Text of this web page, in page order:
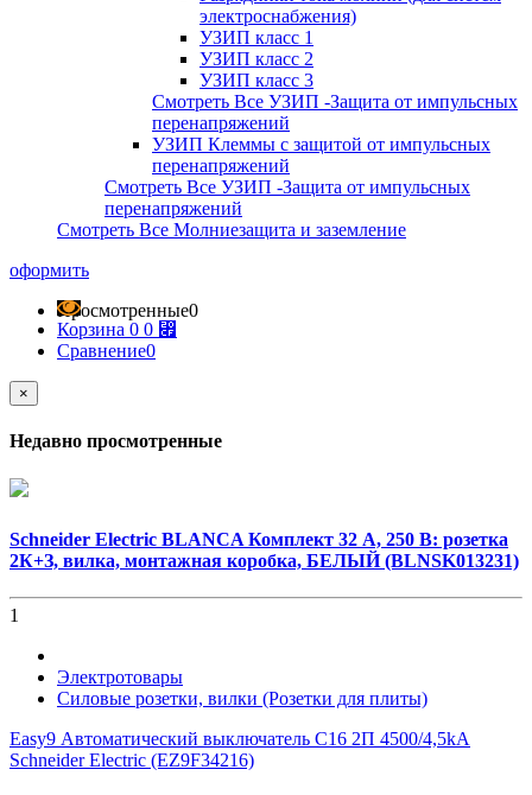
электроснабжения)
УЗИП класс 1
УЗИП класс 2
УЗИП класс 3
Смотреть Все УЗИП -Защита от импульсных
перенапряжений
УЗИП Клеммы с защитой от импульсных
перенапряжений
Смотреть Все УЗИП -Защита от импульсных
перенапряжений
Смотреть Все Молниезащита и заземление
оформить
Просмотренные0
Корзина 0 0 ⃏
Сравнение0
×
Недавно просмотренные
Schneider Electric BLANCA Комплект 32 А, 250 В: розетка
2К+З, вилка, монтажная коробка, БЕЛЫЙ (BLNSK013231)
1
Электротовары
Силовые розетки, вилки (Розетки для плиты)
Easy9 Автоматический выключатель C16 2П 4500/4,5kA
Schneider Electric (EZ9F34216)